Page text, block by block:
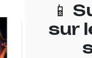
📱
sur